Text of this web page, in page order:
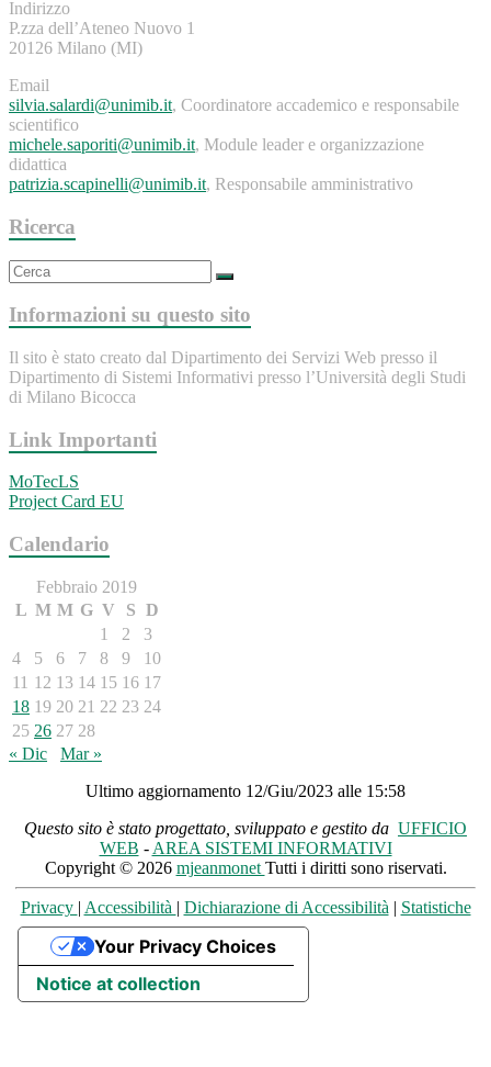
Indirizzo
P.zza dell’Ateneo Nuovo 1
20126 Milano (MI)
Email
silvia.salardi@unimib.it, Coordinatore accademico e responsabile
scientifico
michele.saporiti@unimib.it, Module leader e organizzazione
didattica
patrizia.scapinelli@unimib.it, Responsabile amministrativo
Ricerca
Informazioni su questo sito
Il sito è stato creato dal Dipartimento dei Servizi Web presso il
Dipartimento di Sistemi Informativi presso l’Università degli Studi
di Milano Bicocca
Link Importanti
MoTecLS
Project Card EU
Calendario
Febbraio 2019
L M M G V S D
1
2
3
4
5 6 7 8 9
10
11 12 13 14 15 16 17
18 19 20 21 22 23 24
25 26 27 28
« Dic
Mar »
Ultimo aggiornamento 12/Giu/2023 alle 15:58
Questo sito è stato progettato, sviluppato e gestito da UFFICIO
WEB - AREA SISTEMI INFORMATIVI
Copyright © 2026 mjeanmonet Tutti i diritti sono riservati.
Privacy | Accessibilità | Dichiarazione di Accessibilità | Statistiche
Notice at collection
Your Privacy Choices